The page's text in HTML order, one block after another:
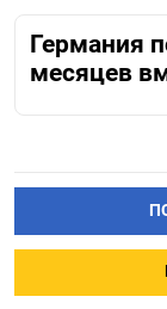
Германия
месяцев